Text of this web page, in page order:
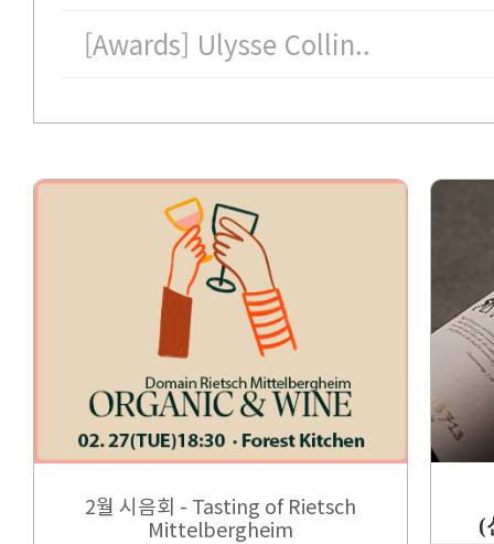
[Awards] Ulysse Collin..
Mittelbergheim
(